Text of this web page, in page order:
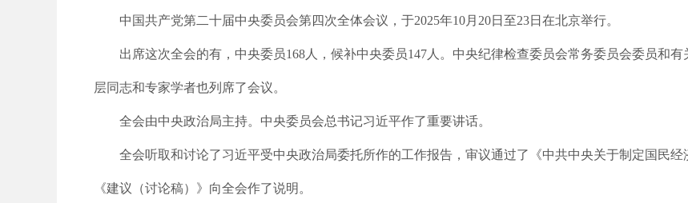
中国共产党第二十届中央委员会第四次全体会议，于2025年10月20日至23日在北京举行。
出席这次全会的有，中央委员168人，候补中央委员147人。中央纪律检查委员会常务委员会委员和
层同志和专家学者也列席了会议。
全会由中央政治局主持。中央委员会总书记习近平作了重要讲话。
全会听取和讨论了习近平受中央政治局委托所作的工作报告，审议通过了《中共中央关于制定国民
《建议（讨论稿）》向全会作了说明。